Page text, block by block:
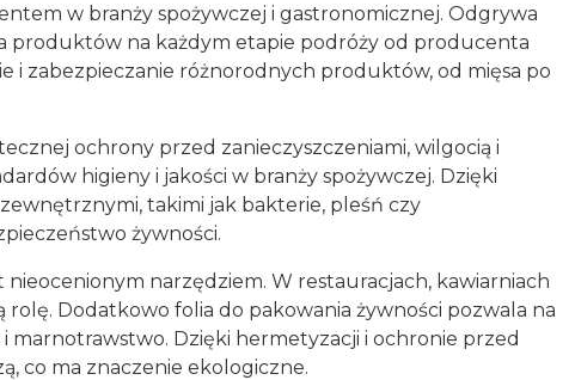
w branży spożywczej i gastronomicznej. Odgrywa
produktów na każdym etapie podróży od producenta
i zabezpieczanie różnorodnych produktów, od mięsa po
ochrony przed zanieczyszczeniami, wilgocią i
higieny i jakości w branży spożywczej. Dzięki
takimi jak bakterie, pleśń czy
żywności.
narzędziem. W restauracjach, kawiarniach
Dodatkowo folia do pakowania żywności pozwala na
marnotrawstwo. Dzięki hermetyzacji i ochronie przed
co ma znaczenie ekologiczne.